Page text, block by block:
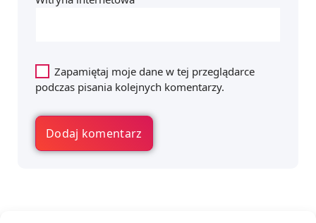
Zapamiętaj moje dane w tej przeglądarce
podczas pisania kolejnych komentarzy.